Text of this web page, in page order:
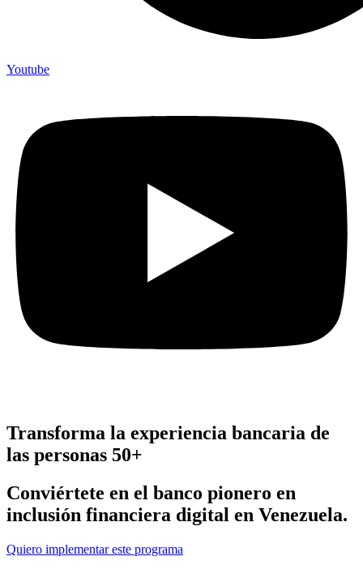
Youtube
Transforma la experiencia bancaria de
las personas 50+
Conviértete en el banco pionero en
inclusión financiera digital en Venezuela.
Quiero implementar este programa